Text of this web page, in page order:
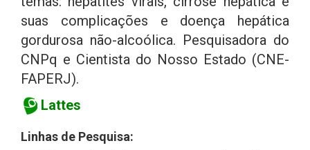
suas complicações e doença hepática
gordurosa não-alcoólica. Pesquisadora do
CNPq e Cientista do Nosso Estado (CNE-
FAPERJ).
Lattes
Linhas de Pesquisa: